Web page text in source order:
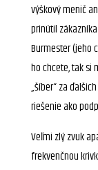
výškový menič
prinútil
Burmester (jeho
ho chcete, tak si
„šíber“ za
riešenie ako
Veľmi zlý zvuk
frekvenčnou